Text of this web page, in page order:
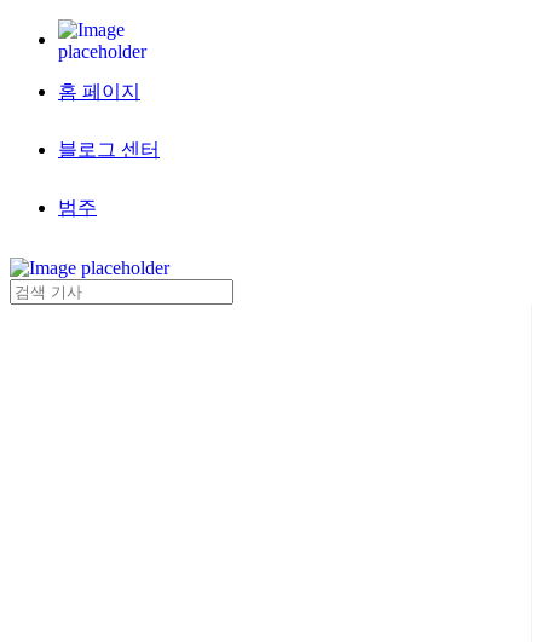
홈 페이지
블로그 센터
범주